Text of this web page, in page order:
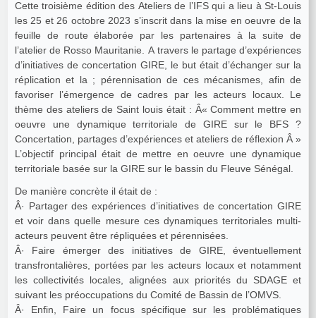
Cette troisième édition des Ateliers de l’IFS qui a lieu à St-Louis
les 25 et 26 octobre 2023 s’inscrit dans la mise en oeuvre de la
feuille de route élaborée par les partenaires à la suite de
l’atelier de Rosso Mauritanie. A travers le partage d’expériences
d’initiatives de concertation GIRE, le but était d’échanger sur la
réplication et la ; pérennisation de ces mécanismes, afin de
favoriser l’émergence de cadres par les acteurs locaux. Le
thème des ateliers de Saint louis était : Â« Comment mettre en
oeuvre une dynamique territoriale de GIRE sur le BFS ?
Concertation, partages d’expériences et ateliers de réflexion Â »
L’objectif principal était de mettre en oeuvre une dynamique
territoriale basée sur la GIRE sur le bassin du Fleuve Sénégal.
De manière concrète il était de :
Â· Partager des expériences d’initiatives de concertation GIRE
et voir dans quelle mesure ces dynamiques territoriales multi-
acteurs peuvent être répliquées et pérennisées.
Â· Faire émerger des initiatives de GIRE, éventuellement
transfrontalières, portées par les acteurs locaux et notamment
les collectivités locales, alignées aux priorités du SDAGE et
suivant les préoccupations du Comité de Bassin de l’OMVS.
Â· Enfin, Faire un focus spécifique sur les problématiques